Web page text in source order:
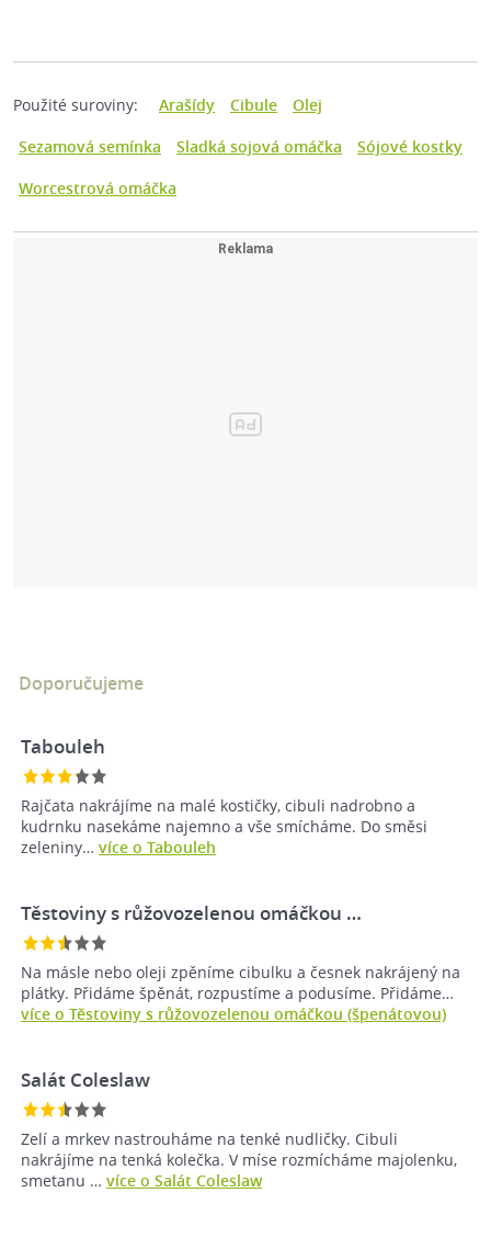
Použité suroviny: Arašídy Cibule
Olej
Sezamová semínka
Sladká sojová omáčka
Sójové kostky
Worcestrová omáčka
Doporučujeme
Tabouleh
Rajčata nakrájíme na malé kostičky, cibuli nadrobno a
kudrnku nasekáme najemno a vše smícháme. Do směsi
zeleniny… více o Tabouleh
Těstoviny s růžovozelenou omáčkou …
Na másle nebo oleji zpěníme cibulku a česnek nakrájený na
plátky. Přidáme špěnát, rozpustíme a podusíme. Přidáme…
více o Těstoviny s růžovozelenou omáčkou (špenátovou)
Salát Coleslaw
Zelí a mrkev nastrouháme na tenké nudličky. Cibuli
nakrájíme na tenká kolečka. V míse rozmícháme majolenku,
smetanu … více o Salát Coleslaw